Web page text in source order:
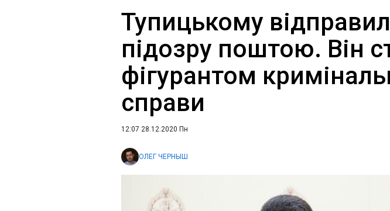
Тупицькому
підозру поштою. Він
фігурантом
справи
12:07 28.12.2020 Пн
ОЛЕГ ЧЕРНЫШ